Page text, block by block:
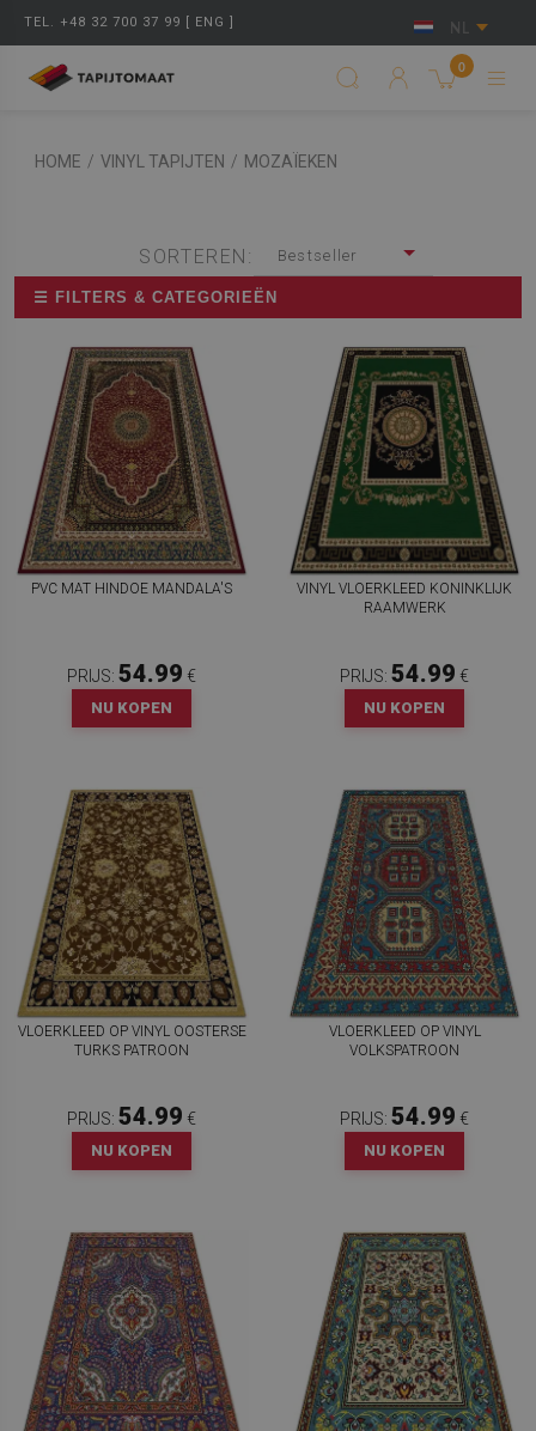
TEL. +48 32 700 37 99 [ ENG ] NL
0
HOME / VINYL TAPIJTEN / MOZAÏEKEN
SORTEREN: Bestseller
☰ FILTERS & CATEGORIEËN
PVC MAT HINDOE MANDALA'S
PRIJS: 54.99 €
NU KOPEN
VINYL VLOERKLEED KONINKLIJK
RAAMWERK
PRIJS: 54.99 €
NU KOPEN
VLOERKLEED OP VINYL OOSTERSE
TURKS PATROON
PRIJS: 54.99 €
NU KOPEN
VLOERKLEED OP VINYL
VOLKSPATROON
PRIJS: 54.99 €
NU KOPEN